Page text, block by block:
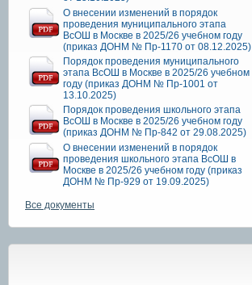
О внесении изменений в порядок
проведения муниципального этапа
ВсОШ в Москве в 2025/26 учебном году
(приказ ДОНМ № Пр-1170 от 08.12.2025)
Порядок проведения муниципального
этапа ВсОШ в Москве в 2025/26 учебном
году (приказ ДОНМ № Пр-1001 от
13.10.2025)
Порядок проведения школьного этапа
ВсОШ в Москве в 2025/26 учебном году
(приказ ДОНМ № Пр-842 от 29.08.2025)
О внесении изменений в порядок
проведения школьного этапа ВсОШ в
Москве в 2025/26 учебном году (приказ
ДОНМ № Пр-929 от 19.09.2025)
Все документы